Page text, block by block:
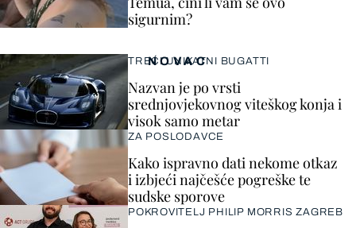
sigurnim?
NOVAC
TREĆI UNIKATNI BUGATTI
Nazvan je po vrsti
srednjovjekovnog viteškog konja i
visok samo metar
ZA POSLODAVCE
Kako ispravno dati nekome otkaz
i izbjeći najčešće pogreške te
sudske sporove
POKROVITELJ PHILIP MORRIS ZAGREB